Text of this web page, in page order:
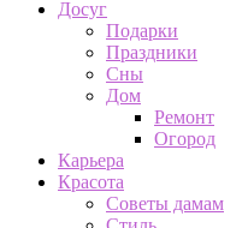
Досуг
Подарки
Праздники
Сны
Дом
Ремонт
Огород
Карьера
Красота
Советы дамам